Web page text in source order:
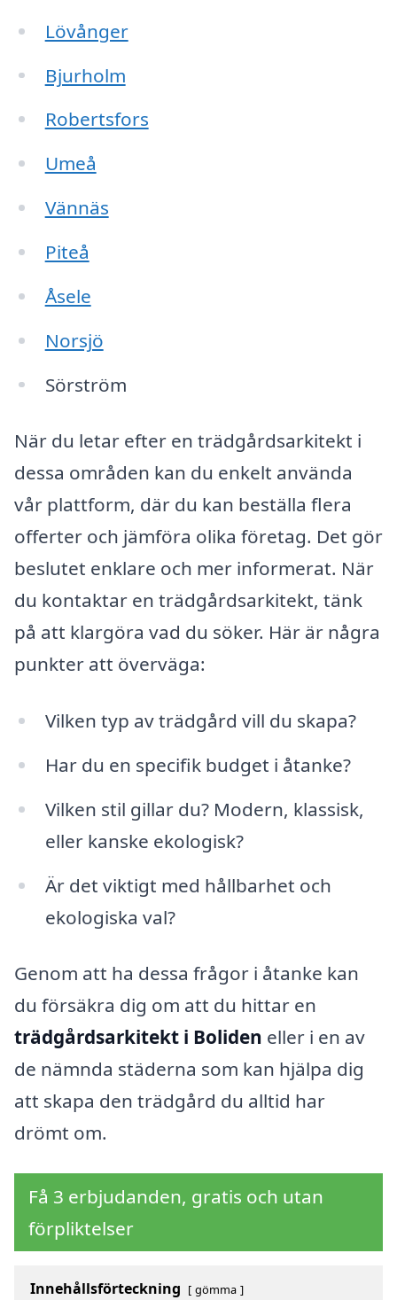
Lövånger
Bjurholm
Robertsfors
Umeå
Vännäs
Piteå
Åsele
Norsjö
Sörström
När du letar efter en trädgårdsarkitekt i
dessa områden kan du enkelt använda
vår plattform, där du kan beställa flera
offerter och jämföra olika företag. Det gör
beslutet enklare och mer informerat. När
du kontaktar en trädgårdsarkitekt, tänk
på att klargöra vad du söker. Här är några
punkter att överväga:
Vilken typ av trädgård vill du skapa?
Har du en specifik budget i åtanke?
Vilken stil gillar du? Modern, klassisk,
eller kanske ekologisk?
Är det viktigt med hållbarhet och
ekologiska val?
Genom att ha dessa frågor i åtanke kan
du försäkra dig om att du hittar en
trädgårdsarkitekt i Boliden eller i en av
de nämnda städerna som kan hjälpa dig
att skapa den trädgård du alltid har
drömt om.
Få 3 erbjudanden, gratis och utan
förpliktelser
Innehållsförteckning gömma